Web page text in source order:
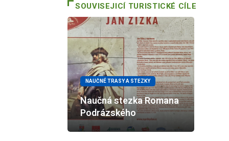
SOUVISEJICÍ TURISTICKÉ CÍLE
NAUČNÉ TRASY A STEZKY
Naučná stezka Romana
Podrázského